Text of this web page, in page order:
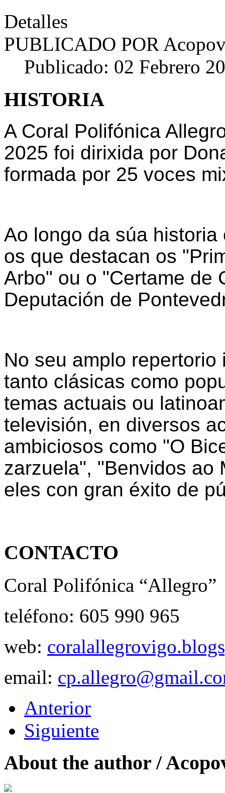
Detalles
PUBLICADO POR
Publicado: 02 Febrero
HISTORIA
A Coral Polifónica
2025 foi dirixida por
formada por 25 voces
Ao longo da súa
os que destacan os
Arbo" ou o "Certame de
Deputación de
No seu amplo
tanto clásicas como
temas actuais ou
televisión, en diversos
ambiciosos como "O
zarzuela", "Benvidos ao
eles con gran éxito de
CONTACTO
Coral Polifónica “Allegro”
teléfono: 605 990 965
web:
email:
Anterior
Siguiente
About the author /